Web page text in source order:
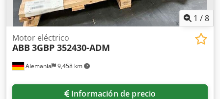
situ. Dcsdpfxozpyyao Ah Rsk
1 /8
Alemania 9,458 km
Motor eléctrico
ABB 3GBP 352430-ADM
Información de precio